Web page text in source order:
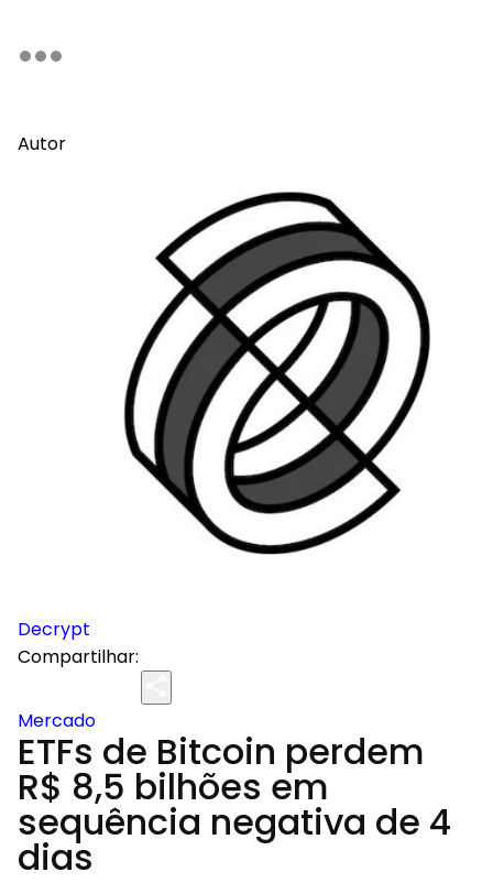
Autor
Decrypt
Compartilhar:
Mercado
ETFs de Bitcoin perdem
R$ 8,5 bilhões em
sequência negativa de 4
dias